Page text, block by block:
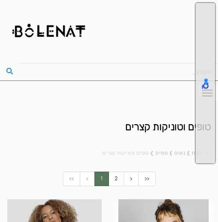
טופים וטוניקות קצרים
דף הבית ❱ נשים ❱ טופים ❱ טופים וטוניקות קצרים
<< < 1 2 > >>